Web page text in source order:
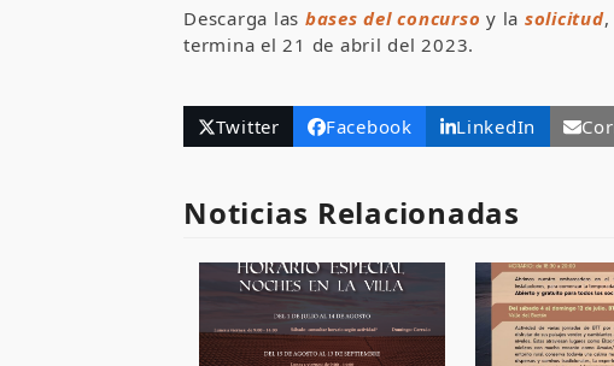
Descarga las bases del concurso y la solicitud,
termina el 21 de abril del 2023.
Twitter Facebook LinkedIn
Noticias Relacionadas